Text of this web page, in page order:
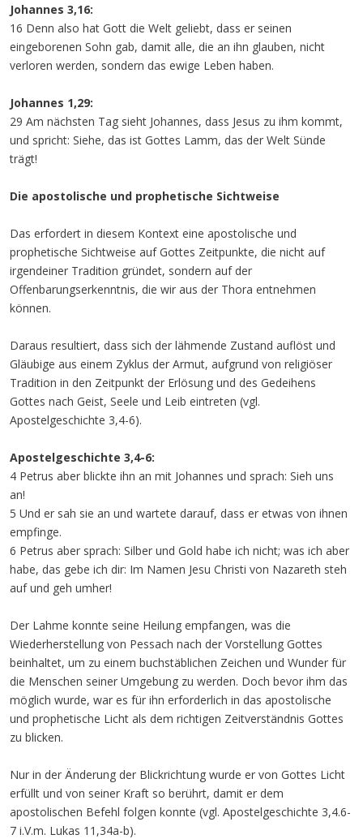
Johannes 3,16:
16 Denn also hat Gott die Welt geliebt, dass er seinen
eingeborenen Sohn gab, damit alle, die an ihn glauben, nicht
verloren werden, sondern das ewige Leben haben.
Johannes 1,29:
29 Am nächsten Tag sieht Johannes, dass Jesus zu ihm kommt,
und spricht: Siehe, das ist Gottes Lamm, das der Welt Sünde
trägt!
Die apostolische und prophetische Sichtweise
Das erfordert in diesem Kontext eine apostolische und
prophetische Sichtweise auf Gottes Zeitpunkte, die nicht auf
irgendeiner Tradition gründet, sondern auf der
Offenbarungserkenntnis, die wir aus der Thora entnehmen
können.
Daraus resultiert, dass sich der lähmende Zustand auflöst und
Gläubige aus einem Zyklus der Armut, aufgrund von religiöser
Tradition in den Zeitpunkt der Erlösung und des Gedeihens
Gottes nach Geist, Seele und Leib eintreten (vgl.
Apostelgeschichte 3,4-6).
Apostelgeschichte 3,4-6:
4 Petrus aber blickte ihn an mit Johannes und sprach: Sieh uns
an!
5 Und er sah sie an und wartete darauf, dass er etwas von ihnen
empfinge.
6 Petrus aber sprach: Silber und Gold habe ich nicht; was ich aber
habe, das gebe ich dir: Im Namen Jesu Christi von Nazareth steh
auf und geh umher!
Der Lahme konnte seine Heilung empfangen, was die
Wiederherstellung von Pessach nach der Vorstellung Gottes
beinhaltet, um zu einem buchstäblichen Zeichen und Wunder für
die Menschen seiner Umgebung zu werden. Doch bevor ihm das
möglich wurde, war es für ihn erforderlich in das apostolische
und prophetische Licht als dem richtigen Zeitverständnis Gottes
zu blicken.
Nur in der Änderung der Blickrichtung wurde er von Gottes Licht
erfüllt und von seiner Kraft so berührt, damit er dem
apostolischen Befehl folgen konnte (vgl. Apostelgeschichte 3,4.6-
7 i.V.m. Lukas 11,34a-b).